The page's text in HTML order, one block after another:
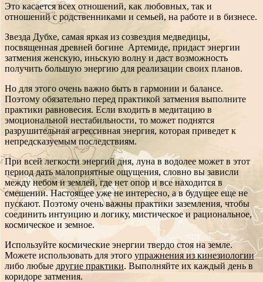
Это касается всех отношений, как любовных, так и
отношений с родственниками и семьей, на работе и в бизнесе.
Звезда Дубхе, самая яркая из созвездия медведицы,
посвященная древней богине Артемиде, придаст энергии
затмения женскую, иньскую волну и даст возможность
получить большую энергию для реализации своих планов.
Но для этого очень важно быть в гармонии и балансе.
Поэтому обязательно перед практикой затмения выполните
практики равновесия. Если входить в медитацию в
эмоциональной нестабильности, то может поднятся
разрушительная агрессивная энергия, которая приведет к
непредсказуемым последствиям.
При всей легкости энергий дня, луна в водолее может в этот
период дать малоприятные ощущения, словно вы зависли
между небом и землей, где нет опор и все находится в
смешении. Настоящее уже не интересно, а в будущее еще не
пускают. Поэтому очень важны практики заземления, чтобы
соединить интуицию и логику, мистическое и рациональное,
космическое и земное.
Используйте космические энергии твердо стоя на земле.
Можете использовать для этого упражнения из кинезиологии
либо любые другие практики. Выполняйте их каждый день в
коридоре затмения.